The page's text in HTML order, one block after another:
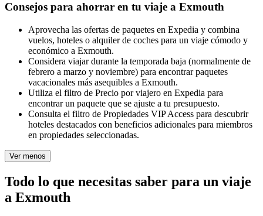
Consejos para ahorrar en tu viaje a Exmouth
Aprovecha las ofertas de paquetes en Expedia y combina
vuelos, hoteles o alquiler de coches para un viaje cómodo y
económico a Exmouth.
Considera viajar durante la temporada baja (normalmente de
febrero a marzo y noviembre) para encontrar paquetes
vacacionales más asequibles a Exmouth.
Utiliza el filtro de Precio por viajero en Expedia para
encontrar un paquete que se ajuste a tu presupuesto.
Consulta el filtro de Propiedades VIP Access para descubrir
hoteles destacados con beneficios adicionales para miembros
en propiedades seleccionadas.
Ver menos
Todo lo que necesitas saber para un viaje
a Exmouth